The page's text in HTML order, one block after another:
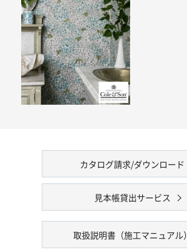
カタログ請求/ダウンロード
見本帳貸出サービス
取扱説明書（施工マニュアル）